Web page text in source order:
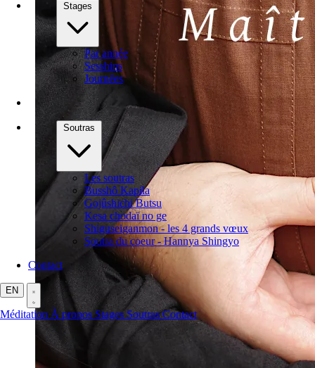
Stages
Par année
Sesshins
Journées
Soutras
Les soutras
Busshô Kapila
Gojûshichi Butsu
Kesa chodaï no ge
Shiguseiganmon - les 4 grands vœux
Soutra du coeur - Hannya Shingyo
Contact
EN
Méditation À propos Stages SoutrasContact